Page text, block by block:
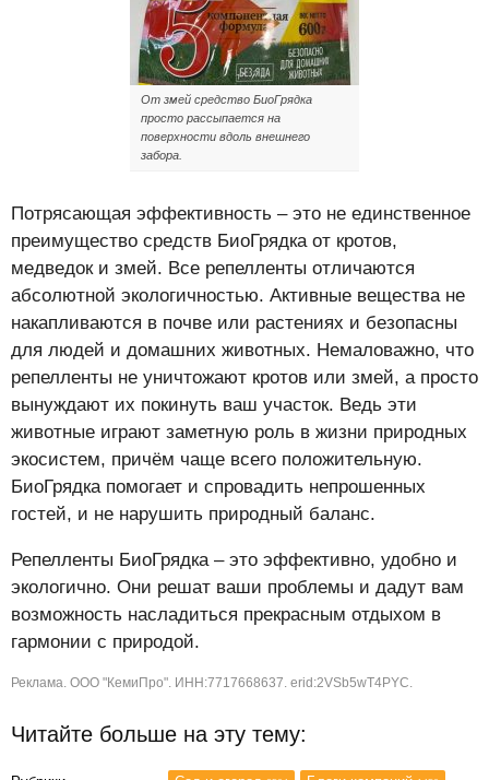
От змей средство БиоГрядка
просто рассыпается на
поверхности вдоль внешнего
забора.
Потрясающая эффективность – это не единственное
преимущество средств БиоГрядка от кротов,
медведок и змей. Все репелленты отличаются
абсолютной экологичностью. Активные вещества не
накапливаются в почве или растениях и безопасны
для людей и домашних животных. Немаловажно, что
репелленты не уничтожают кротов или змей, а просто
вынуждают их покинуть ваш участок. Ведь эти
животные играют заметную роль в жизни природных
экосистем, причём чаще всего положительную.
БиоГрядка помогает и спровадить непрошенных
гостей, и не нарушить природный баланс.
Репелленты БиоГрядка – это эффективно, удобно и
экологично. Они решат ваши проблемы и дадут вам
возможность насладиться прекрасным отдыхом в
гармонии с природой.
Реклама. ООО "КемиПро". ИНН:7717668637. erid:2VSb5wT4PYC.
Читайте больше на эту тему: